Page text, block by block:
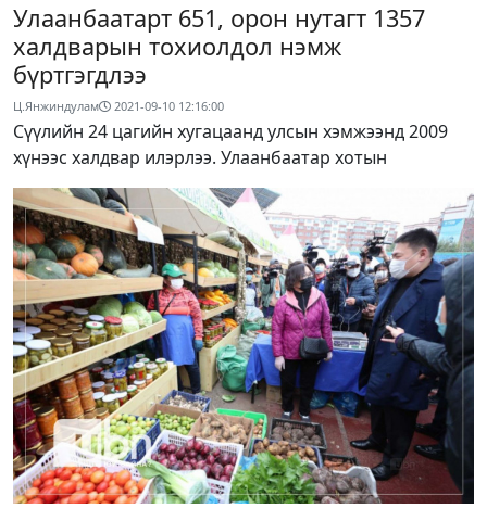
Улаанбаатарт 651, орон нутагт 1357
халдварын тохиолдол нэмж
бүртгэгдлээ
Ц.Янжиндулам 2021-09-10 12:16:00
Сүүлийн 24 цагийн хугацаанд улсын хэмжээнд 2009
хүнээс халдвар илэрлээ. Улаанбаатар хотын